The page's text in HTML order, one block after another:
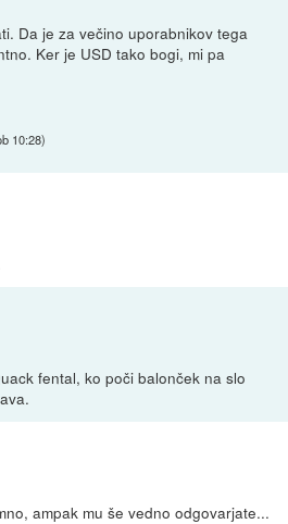
Da je za večino uporabnikov tega
Ker je USD tako bogi, mi pa
10:28)
fental, ko poči balonček na slo
ampak mu še vedno odgovarjate...